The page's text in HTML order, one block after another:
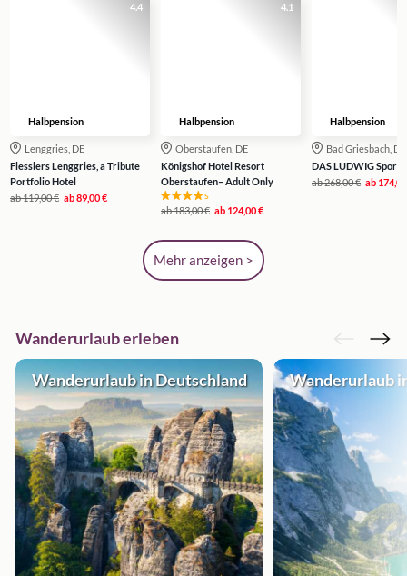
4.4
Halbpension
Lenggries, DE
Flesslers Lenggries, a Tribute
Portfolio Hotel
ab119,00 € ab89,00 €
4.1
Halbpension
Oberstaufen, DE
Königshof Hotel Resort
Oberstaufen– Adult Only
s
ab183,00 € ab 124,00 €
Halbpension
Bad Griesbach, DE
DAS LUDWIG
ab268,00 € ab
Mehr anzeigen >
Wanderurlaub erleben
Wanderurlaub in Deutschland Wanderurlaub